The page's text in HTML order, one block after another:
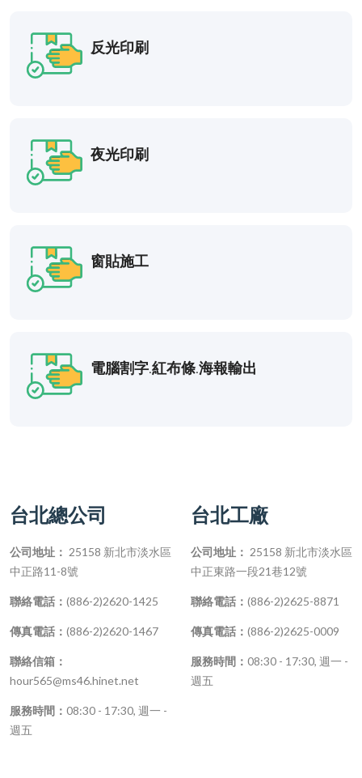
反光印刷
夜光印刷
窗貼施工
電腦割字.紅布條.海報輸出
台北總公司
公司地址： 25158 新北市淡水區
中正路11-8號
聯絡電話： (886-2)2620-1425
傳真電話： (886-2)2620-1467
聯絡信箱：
hour565@ms46.hinet.net
服務時間： 08:30 - 17:30, 週一 -
週五
台北工廠
公司地址： 25158 新北市淡水區
中正東路一段21巷12號
聯絡電話： (886-2)2625-8871
傳真電話： (886-2)2625-0009
服務時間： 08:30 - 17:30, 週一 -
週五